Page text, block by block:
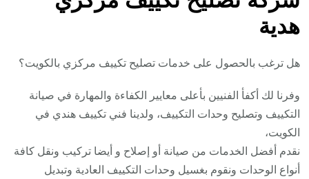
هدية
هل ترغب بالحصول على خدمات تصليح تكييف مركزي بالكويت؟
وفرنا لك أكفأ الفنيين بأعلى معايير الكفاءة والمهارة في صيانة
التكييف وتصليح وحدات التكييف، ولدينا فني تكييف هندي في
الكويت،
نقدم أفضل الخدمات من صيانة أو إصلاح و أيضا تركيب ونقل كافة
أنواع الوحدات ونقوم بغسيل وحدات التكييف العادية وتبديل